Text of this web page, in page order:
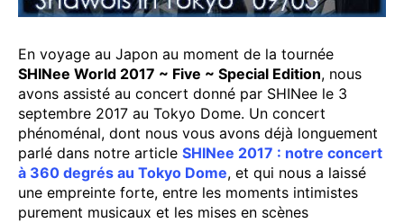
En voyage au Japon au moment de la tournée
SHINee World 2017 ~ Five ~ Special Edition, nous
avons assisté au concert donné par SHINee le 3
septembre 2017 au Tokyo Dome. Un concert
phénoménal, dont nous vous avons déjà longuement
parlé dans notre article SHINee 2017 : notre concert
à 360 degrés au Tokyo Dome, et qui nous a laissé
une empreinte forte, entre les moments intimistes
purement musicaux et les mises en scènes